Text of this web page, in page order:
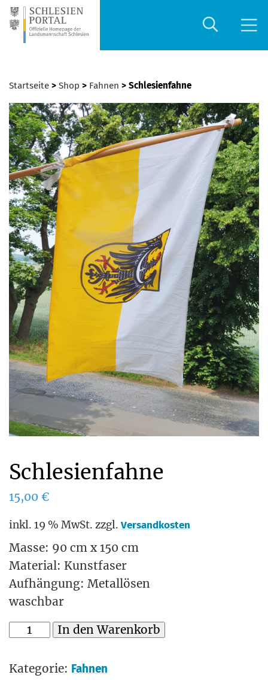
Startseite > Shop > Fahnen > Schlesienfahne
Schlesienfahne
15,00 €
inkl. 19 % MwSt. zzgl. Versandkosten
Masse: 90 cm x 150 cm
Material: Kunstfaser
Aufhängung: Metallösen
waschbar
In den Warenkorb
Kategorie: Fahnen